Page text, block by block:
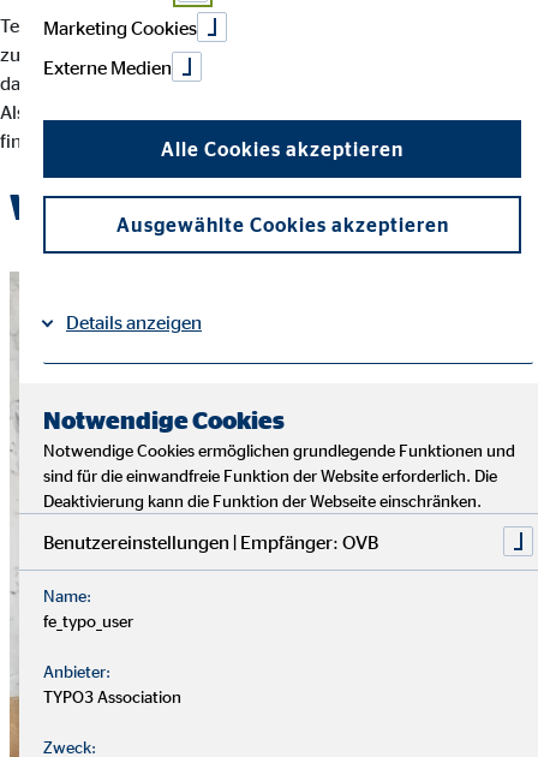
Teamarbeit und intensiver Austausch sind für uns der Schlüssel
zu besten Ergebnissen. Dein Arbeitsalltag ist abwechslungsreich,
da jede Kundin und jeder Kunde individuelle Lösungen braucht.
Als OVB-Berater*in unterstützt du deine Kund*innen bei
finanziellen Entscheidungen und der Erreichung ihrer Ziele.
Werde Teil des OVB-Teams
Marketing Cookies
Externe Medien
Alle Cookies akzeptieren
Ausgewählte Cookies akzeptieren
Details anzeigen
Notwendige Cookies
Notwendige Cookies ermöglichen grundlegende Funktionen und
sind für die einwandfreie Funktion der Website erforderlich. Die
Deaktivierung kann die Funktion der Webseite einschränken.
Benutzereinstellungen | Empfänger: OVB
Name:
fe_typo_user
Anbieter:
TYPO3 Association
Zweck: